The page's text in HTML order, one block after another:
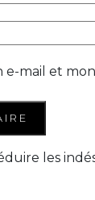
mail et
les